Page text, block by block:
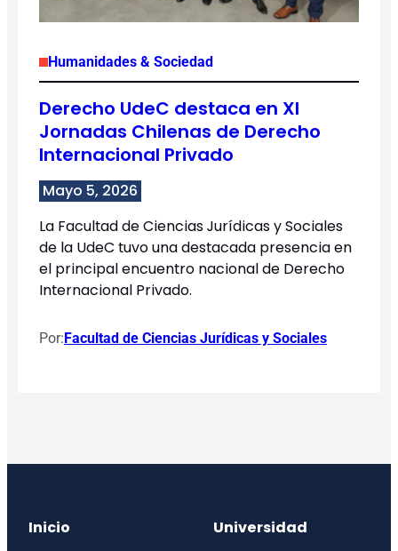
Humanidades & Sociedad
Derecho UdeC destaca en XI
Jornadas Chilenas de Derecho
Internacional Privado
Mayo 5, 2026
La Facultad de Ciencias Jurídicas y Sociales
de la UdeC tuvo una destacada presencia en
el principal encuentro nacional de Derecho
Internacional Privado.
Por: Facultad de Ciencias Jurídicas y Sociales
Inicio Universidad